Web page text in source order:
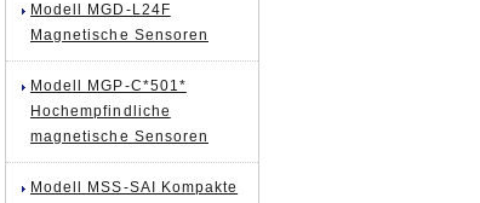
Modell MGD-L24F
Magnetische Sensoren
Modell MGP-C*501*
Hochempfindliche
magnetische Sensoren
Modell MSS-SAI Kompakte